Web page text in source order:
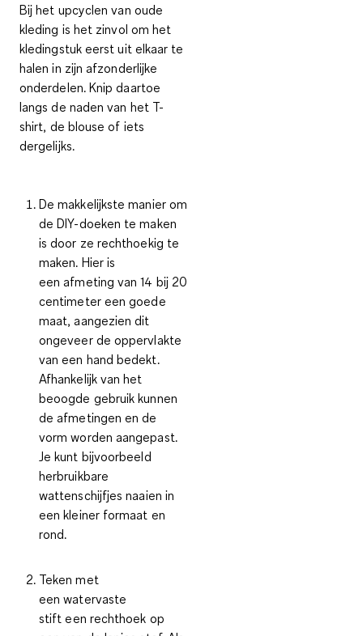
Bij het upcyclen van oude
kleding is het zinvol om het
kledingstuk eerst uit elkaar te
halen in zijn afzonderlijke
onderdelen. Knip daartoe
langs de naden van het T-
shirt, de blouse of iets
dergelijks.
De makkelijkste manier om
de DIY-doeken te maken
is door ze rechthoekig te
maken. Hier is
eenafmeting van 14 bij 20
centimetereen goede
maat, aangezien dit
ongeveer de oppervlakte
van een hand bedekt.
Afhankelijk van het
beoogde gebruik kunnen
de afmetingen en de
vorm worden aangepast.
Je kunt bijvoorbeeld
herbruikbare
wattenschijfjes naaien in
een kleiner formaat en
rond.
Teken met
eenwatervaste
stift een rechthoek op